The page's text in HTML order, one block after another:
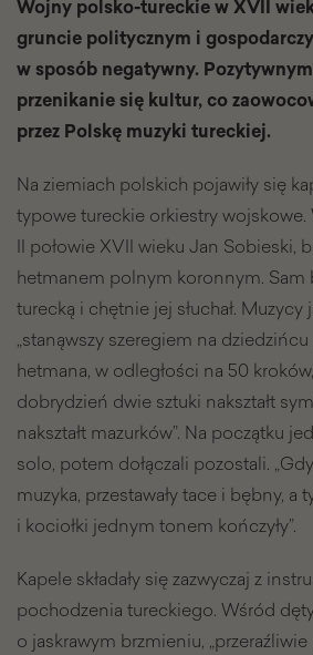
Wojny polsko-tureckie w XVII
gruncie politycznym i
w sposób negatywny.
przenikanie się kultur, co
przez Polskę muzyki tureckiej.
Na ziemiach polskich pojawiły się
typowe tureckie orkiestry wojskowe.
II połowie XVII wieku Jan Sobieski,
hetmanem polnym koronnym. Sam
turecką i chętnie jej słuchał. Muzycy
„stanąwszy szeregiem na
hetmana, w odległości na 50
dobrydzień dwie sztuki nakształt
nakształt mazurków”. Na początku
solo, potem dołączali pozostali.
muzyka, przestawały tace i bębny, a
i kociołki jednym tonem kończyły”.
Kapele składały się zazwyczaj z
pochodzenia tureckiego. Wśród
o jaskrawym brzmieniu,